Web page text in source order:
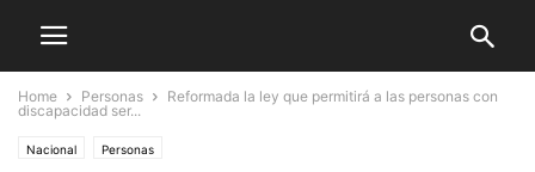
Home Personas
Reformada la ley que permitirá a las personas con
discapacidad ser...
Nacional Personas